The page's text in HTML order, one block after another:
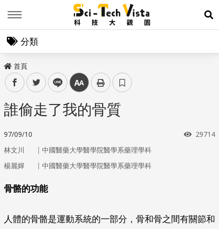
展
分類
首頁
facebooktwitter line 中
誰偷走了我的骨質
97/09/10 瀏覽次
29714
林文川 ｜ 中國醫藥大學醫學院醫學系藥理學科
楊麗嬋
｜ 中國醫藥大學醫學院醫學系藥理學科
骨骼的功能
人體的骨骼是運動系統的一部分，骨和骨之間有關節和